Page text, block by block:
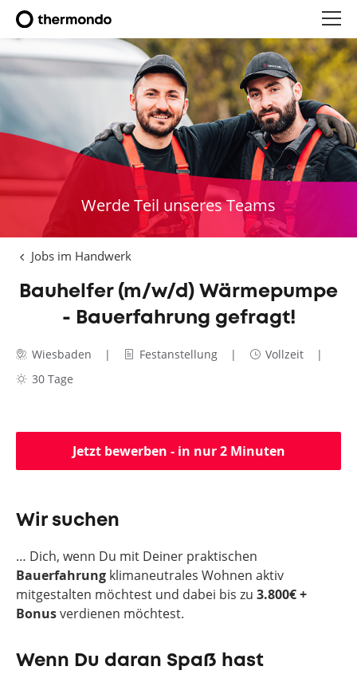
Werde Teil unseres Teams
Jobs im Handwerk
Bauhelfer (m/w/d) Wärmepumpe
- Bauerfahrung gefragt!
Wiesbaden Festanstellung
Vollzeit
30 Tage
Jetzt bewerben - in nur 2 Minuten
Wir suchen
… Dich, wenn Du mit Deiner praktischen
Bauerfahrung klimaneutrales Wohnen aktiv
mitgestalten möchtest und dabei bis zu 3.800€ +
Bonusverdienen möchtest.
Wenn Du daran Spaß hast